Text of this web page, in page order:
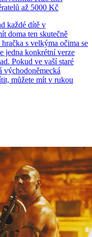
až 5000 Kč
každé dítě v
doma ten skutečně
s velkýma očima se
jedna konkrétní verze
Pokud ve vaší staré
východoněmecká
můžete mít v rukou